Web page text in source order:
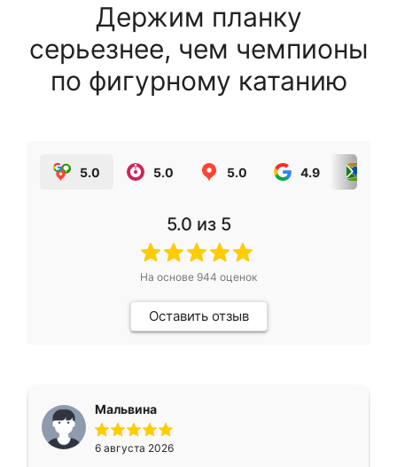
Держим планку
серьезнее, чем чемпионы
по фигурному катанию
5.0 5.0 5.0 4.9
5.0 из 5
На основе 944 оценок
Оставить отзыв
Мальвина
6 августа 2026